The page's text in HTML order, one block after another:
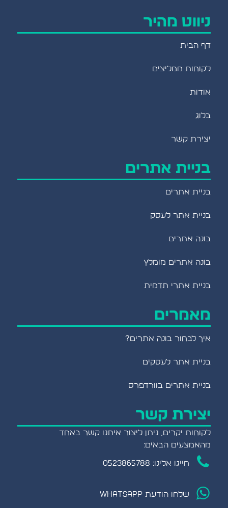
ניווט מהיר
דף הבית
לקוחות ממליצים
אודות
בלוג
יצירת קשר
בניית אתרים
בניית אתרים
בניית אתר לעסק
בונה אתרים
בונה אתרים מומלץ
בניית אתרי תדמית
מאמרים
איך לבחור בונה אתרים?
בניית אתר לעסקים
בניית אתרים בוורדפרס
יצירת קשר
לקוחות יקרים, ניתן ליצור איתנו קשר באחד
מהאמצעים הבאים:
חייגו אלינו: 0523865788
שלחו הודעת WHATSAPP